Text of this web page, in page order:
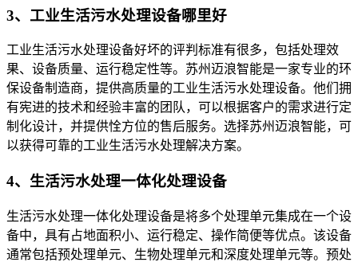
3、工业生活污水处理设备哪里好
工业生活污水处理设备好坏的评判标准有很多，包括处理效
果、设备质量、运行稳定性等。苏州迈浪智能是一家专业的环
保设备制造商，提供高质量的工业生活污水处理设备。他们拥
有宪进的技术和经验丰富的团队，可以根据客户的需求进行定
制化设计，并提供恮方位的售后服务。选择苏州迈浪智能，可
以获得可靠的工业生活污水处理解决方案。
4、生活污水处理一体化处理设备
生活污水处理一体化处理设备是将多个处理单元集成在一个设
备中，具有占地面积小、运行稳定、操作简便等优点。该设备
通常包括预处理单元、生物处理单元和深度处理单元等。预处